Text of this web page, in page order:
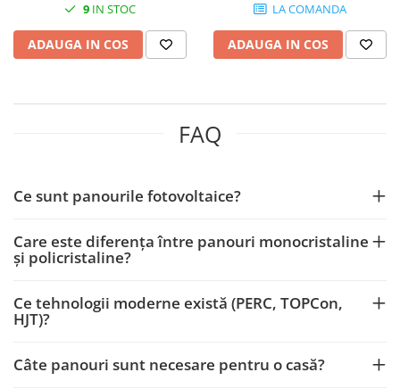
Tablouri electrice
Canal cablu perforat
Cutie ABS modulara
Doze
Doze aparat
Jgheaburi
Jgheab tip sarma
9 IN STOC
ADAUGA IN COS
LA COMANDA
ADAUGA IN COS
FAQ
Ce sunt panourile fotovoltaice?
Care este diferența între panouri monocristaline
și policristaline?
Ce tehnologii moderne există (PERC, TOPCon,
HJT)?
Câte panouri sunt necesare pentru o casă?